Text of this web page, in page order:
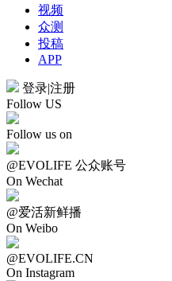
视频
众测
投稿
APP
登录|注册
Follow US
Follow us on
@EVOLIFE 公众账号
On Wechat
@爱活新鲜播
On Weibo
@EVOLIFE.CN
On Instagram